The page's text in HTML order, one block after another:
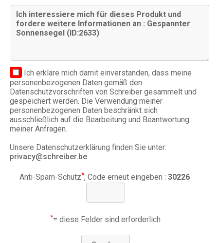
Ich erkläre mich damit einverstanden, dass meine
personenbezogenen Daten gemäß den
Datenschutzvorschriften von Schreiber gesammelt und
gespeichert werden. Die Verwendung meiner
personenbezogenen Daten beschränkt sich
ausschließlich auf die Bearbeitung und Beantwortung
meiner Anfragen.
Unsere Datenschutzerklärung finden Sie unter:
privacy@schreiber.be.
Anti-Spam-Schutz*, Code erneut eingeben : 30226
*= diese Felder sind erforderlich